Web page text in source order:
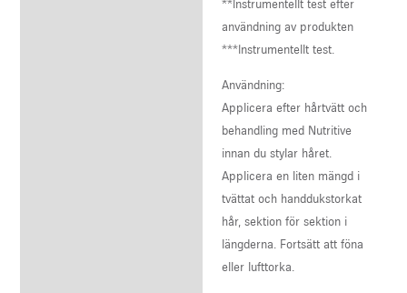
**Instrumentellt test efter
användning av produkten
***Instrumentellt test.
Användning:
Applicera efter hårtvätt och
behandling med Nutritive
innan du stylar håret.
Applicera en liten mängd i
tvättat och handdukstorkat
hår, sektion för sektion i
längderna. Fortsätt att föna
eller lufttorka.